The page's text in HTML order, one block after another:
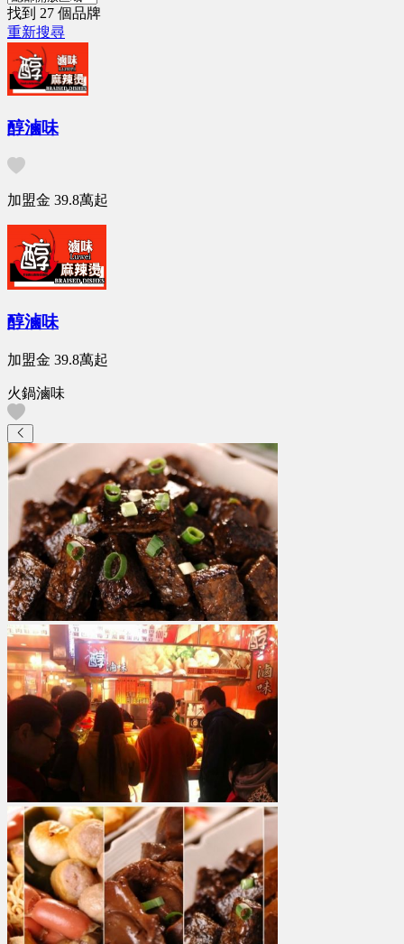
找到 27 個品牌
重新搜尋
醇滷味
加盟金 39.8萬起
醇滷味
加盟金 39.8萬起
火鍋滷味